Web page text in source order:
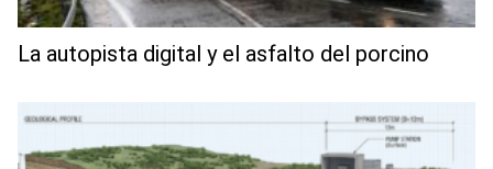
La autopista digital y el asfalto del porcino